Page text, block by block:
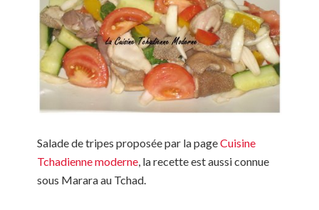
Salade de tripes proposée par la pageCuisine
Tchadienne moderne, la recette est aussi connue
sous Marara au Tchad.